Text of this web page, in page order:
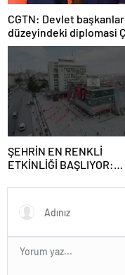
CGTN: Devlet
düzeyindeki diplomasi
Rusya arasındaki
ortaklığı güçlendiriyor
ŞEHRİN EN RENKLİ
ETKİNLİĞİ BAŞLIYOR:
FESTİVALİ” HEYECANI
GAZİOSMANPAŞA’DA
YAŞANACAK